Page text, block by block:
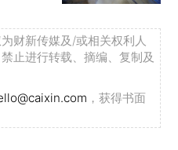
财新传媒及/或相关权利人
止进行转载、摘编、复制及
，获得书面